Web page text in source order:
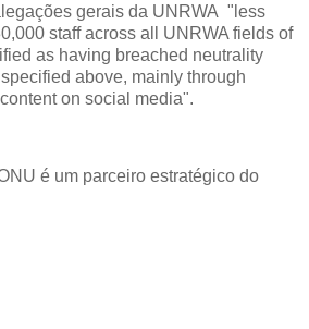
gerais da UNRWA "less
staff across all UNRWA fields of
as having breached neutrality
above, mainly through
on social media".
é um parceiro estratégico do